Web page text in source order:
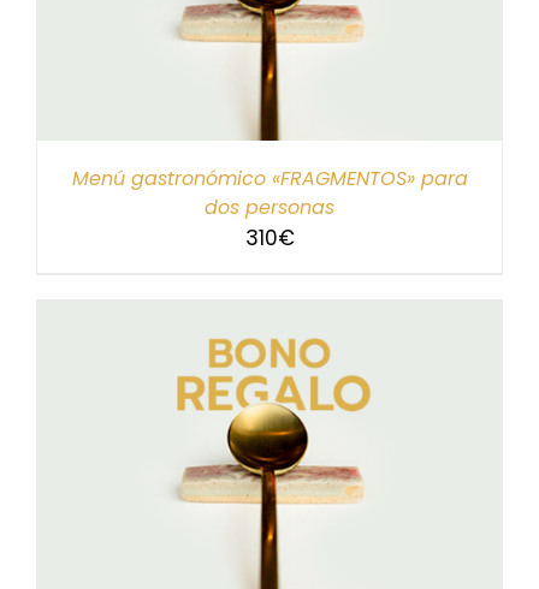
Menú gastronómico «FRAGMENTOS» para
dos personas
310€